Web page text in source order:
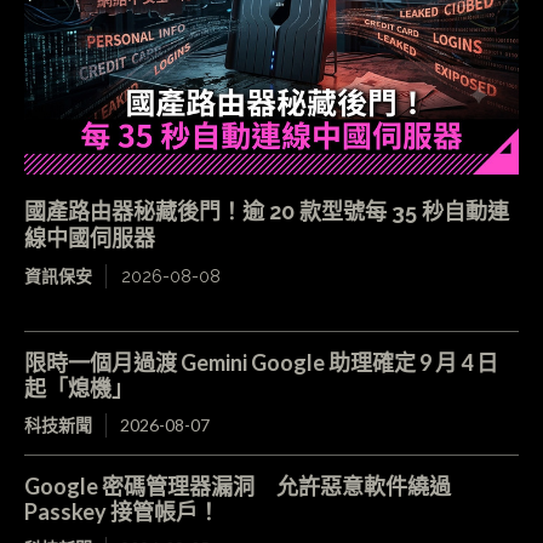
國產路由器秘藏後門！逾 20 款型號每 35 秒自動連
線中國伺服器
資訊保安 2026-08-08
限時一個月過渡 Gemini Google 助理確定 9 月 4 日
起「熄機」
科技新聞 2026-08-07
Google 密碼管理器漏洞 允許惡意軟件繞過
Passkey 接管帳戶！